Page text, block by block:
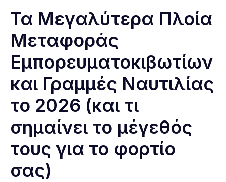
Τα Μεγαλύτερα Πλοία
Μεταφοράς
Εμπορευματοκιβωτίων
και Γραμμές Ναυτιλίας
το 2026 (και τι
σημαίνει το μέγεθός
τους για το φορτίο
σας)